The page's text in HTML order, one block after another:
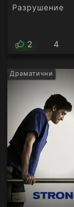
Разрушение
2 4
Драматични